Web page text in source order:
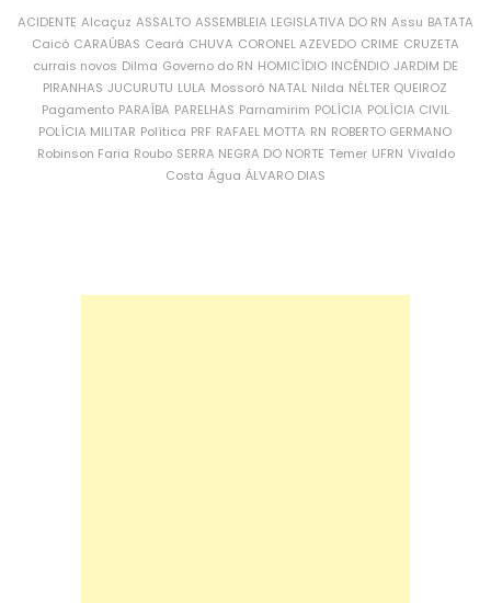
ACIDENTE Alcaçuz ASSALTO ASSEMBLEIA LEGISLATIVA DO RN Assu BATATA
Caicó CARAÚBAS Ceará CHUVA CORONEL AZEVEDO CRIME CRUZETA
currais novos Dilma Governo do RN HOMICÍDIO INCÊNDIO JARDIM DE
PIRANHAS JUCURUTU LULA Mossoró NATAL Nilda NÉLTER QUEIROZ
Pagamento PARAÍBA PARELHAS Parnamirim POLÍCIA POLÍCIA CIVIL
POLÍCIA MILITAR Política PRF RAFAEL MOTTA RN ROBERTO GERMANO
Robinson Faria Roubo SERRA NEGRA DO NORTE Temer UFRN Vivaldo
Costa Água ÁLVARO DIAS